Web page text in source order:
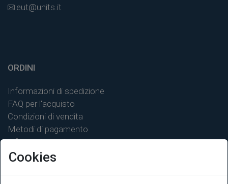
eut@units.it
ORDINI
Informazioni di spedizione
FAQ per l'acquisto
Condizioni di vendita
Metodi di pagamento
Informativa sulla privacy
Cookies